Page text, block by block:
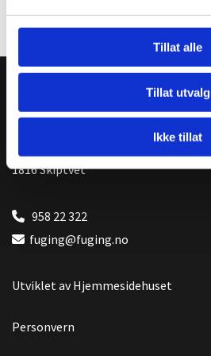
Tillat alle
Tillat utvalg
Ikke tillat
1816 Skiptvet
 958 22 322
 fuging@fuging.no
Utviklet avHjemmesidehuset
Personvern